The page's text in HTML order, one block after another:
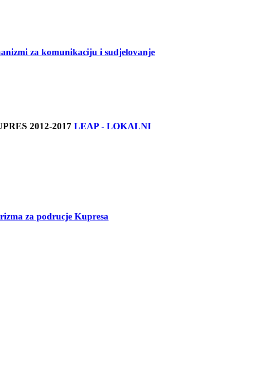
za komunikaciju i sudjelovanje
LEAP - LOKALNI
za podrucje Kupresa